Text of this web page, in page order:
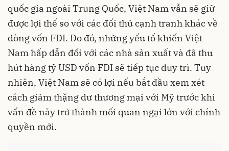
quốc gia ngoài Trung Quốc, Việt Nam vẫn sẽ giữ
được lợi thế so với các đối thủ cạnh tranh khác về
dòng vốn FDI. Do đó, những yếu tố khiến Việt
Nam hấp dẫn đối với các nhà sản xuất và đã thu
hút hàng tỷ USD vốn FDI sẽ tiếp tục duy trì. Tuy
nhiên, Việt Nam sẽ có lợi nếu bắt đầu xem xét
cách giảm thặng dư thương mại với Mỹ trước khi
vấn đề này trở thành mối quan ngại lớn với chính
quyền mới.